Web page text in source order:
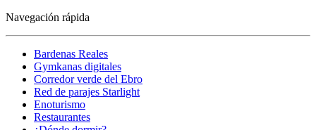
Navegación rápida
Bardenas Reales
Gymkanas digitales
Corredor verde del Ebro
Red de parajes Starlight
Enoturismo
Restaurantes